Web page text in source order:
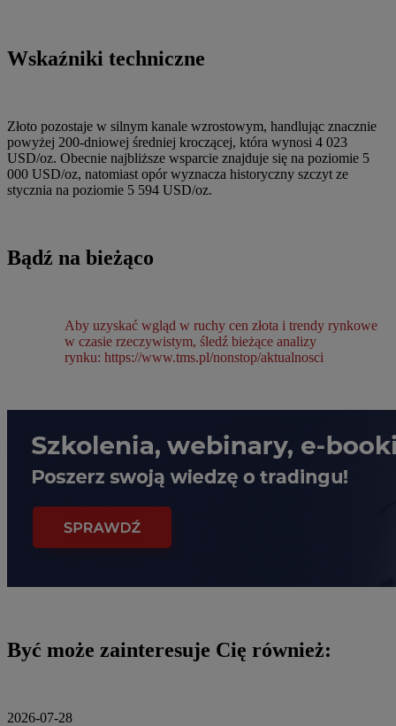
Wskaźniki techniczne
Złoto pozostaje w silnym kanale wzrostowym, handlując znacznie
powyżej 200-dniowej średniej kroczącej, która wynosi 4 023
USD/oz. Obecnie najbliższe wsparcie znajduje się na poziomie 5
000 USD/oz, natomiast opór wyznacza historyczny szczyt ze
stycznia na poziomie 5 594 USD/oz.
Bądź na bieżąco
Aby uzyskać wgląd w ruchy cen złota i trendy rynkowe
w czasie rzeczywistym, śledź bieżące analizy
rynku: https://www.tms.pl/nonstop/aktualnosci
Być może zainteresuje Cię również:
2026-07-28